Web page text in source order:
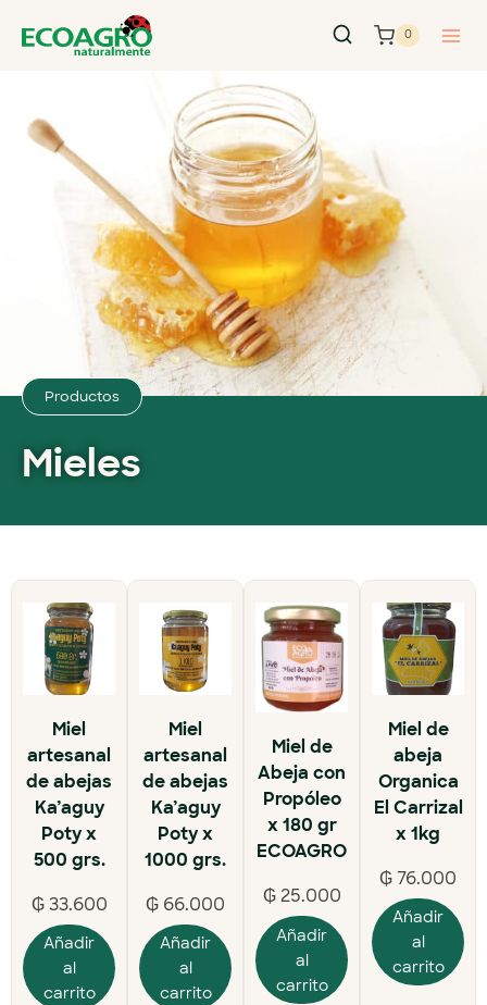
0
Productos
Mieles
Miel
artesanal
de abejas
Ka’aguy
Poty x
500 grs.
₲33.600
Añadir
al
carrito
Miel
artesanal
de abejas
Ka’aguy
Poty x
1000 grs.
₲ 66.000
Añadir
al
carrito
Miel de
Abeja con
Propóleo
x 180 gr
ECOAGRO
₲25.000
Añadir
al
carrito
Miel de
abeja
Organica
El Carrizal
x 1kg
₲76.000
Añadir
al
carrito